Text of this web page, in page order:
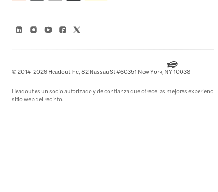
© 2014-2026 Headout Inc, 82 Nassau St #60351 New York, NY 10038
Headout es un socio autorizado y de confianza que ofrece las mejores
sitio web del recinto.